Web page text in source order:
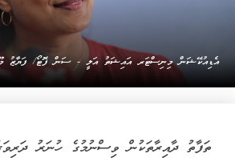
އެޑިއުކޭޝަން މިނިސްޓަރ އައިޝަތު އަލީ - ސަން ފޮޓޯ/ ފަޔާޒު
ތަފާތު ދާއިރާތަކުން ވިސްނުމުގެ ހުނަރު